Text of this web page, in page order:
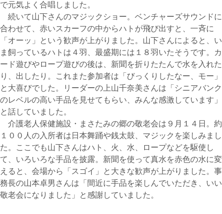
で元気よく合唱しました。
続いて山下さんのマジックショー。ベンチャーズサウンドに
合わせて、赤いスカーフの中からハトが飛び出すと、一斉に
「オーッ」という歓声が上がりました。山下さんによると、い
ま飼っているハトは４羽、最盛期には１８羽いたそうです。カ
ード遊びやロープ遊びの後は、新聞を折りたたんで水を入れた
り、出したり。これまた参加者は「びっくりしたなー、モー」
と大喜びでした。リーダーの上山千奈美さんは「シニアバンク
のレベルの高い手品を見せてもらい、みんな感激しています」
と話していました。
介護老人保健施設・まさたみの郷の敬老会は９月１４日。約
１００人の入所者は日本舞踊や銭太鼓、マジックを楽しみまし
た。ここでも山下さんはハト、火、水、ロープなどを駆使し
て、いろいろな手品を披露。新聞を使って真水を赤色の水に変
えると、会場から「スゴイ」と大きな歓声が上がりました。事
務長の山本卓男さんは「間近に手品を楽しんでいただき、いい
敬老会になりました」と感謝していました。